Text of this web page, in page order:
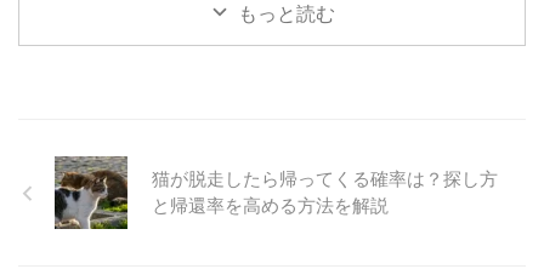
もしれません。 気管虚脱は、気
管の軟骨が弱くなり、呼吸のたび
脱の原因や症状、治療法、そして
自宅でできる予防策やケアの方法
について、飼い主さんが知ってお
もっと読む
猫が脱走したら帰ってくる確率は？探し方
と帰還率を高める方法を解説